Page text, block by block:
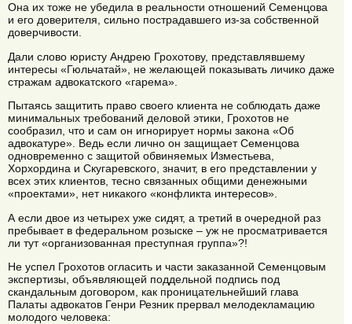
Она их тоже не убедила в реальности отношений Семенцова
и его доверителя, сильно пострадавшего из-за собственной
доверчивости.
Дали слово юристу Андрею Грохотову, представлявшему
интересы «Гюльчатай», не желающей показывать личико даже
стражам адвокатского «гарема».
Пытаясь защитить право своего клиента не соблюдать даже
минимальных требований деловой этики, Грохотов не
сообразил, что и сам он игнорирует нормы закона «Об
адвокатуре». Ведь если лично он защищает Семенцова
одновременно с защитой обвиняемых Изместьева,
Хорхордина и Скугаревского, значит, в его представлении у
всех этих клиентов, тесно связанных общими денежными
«проектами», нет никакого «конфликта интересов».
А если двое из четырех уже сидят, а третий в очередной раз
пребывает в федеральном розыске – уж не просматривается
ли тут «организованная преступная группа»?!
Не успел Грохотов огласить и части заказанной Семенцовым
экспертизы, объявляющей поддельной подпись под
скандальным договором, как проницательнейший глава
Палаты адвокатов Генри Резник прервал мелодекламацию
молодого человека: